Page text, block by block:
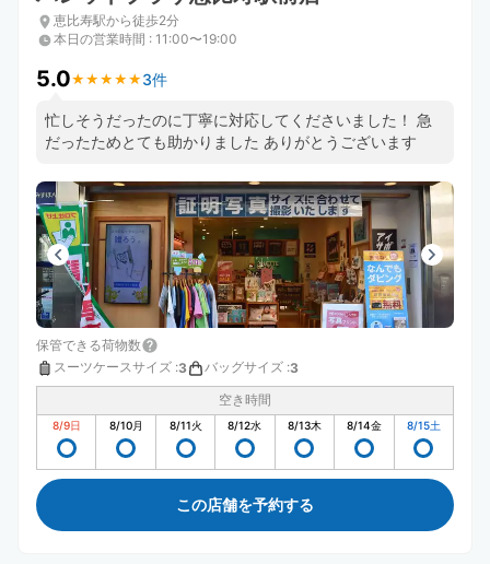
恵比寿駅から徒歩2分
本日の営業時間 : 11:00〜19:00
5.0★ ★ ★ ★ ★
★ ★ ★ ★ ★ 3件
忙しそうだったのに丁寧に対応してくださいました！ 急
だったためとても助かりました ありがとうございます
保管できる荷物数
スーツケースサイズ :3 バッグサイズ :3
空き時間
8/9日 8/10月 8/11火 8/12水 8/13木 8/14金 8/15土
この店舗を予約する